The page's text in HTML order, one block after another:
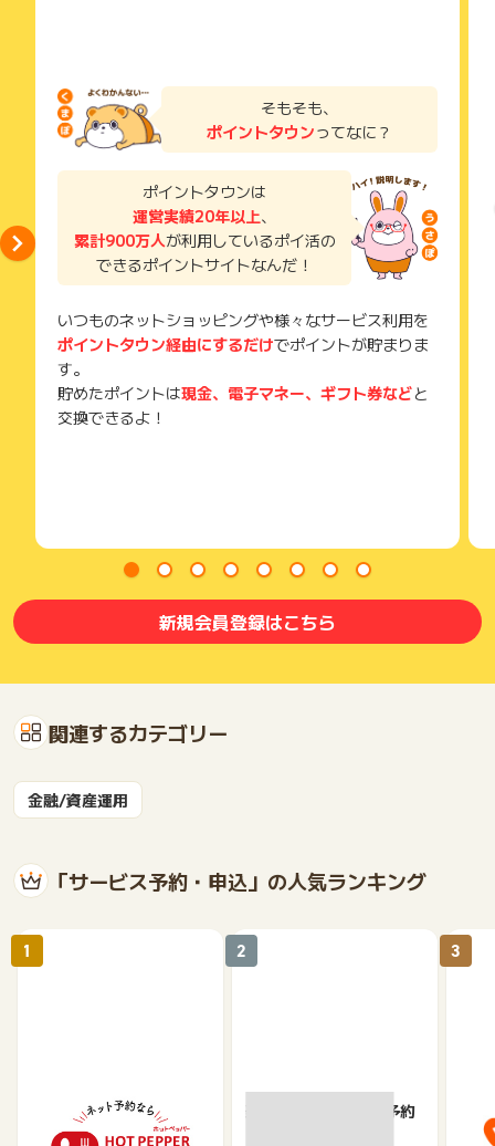
※その他お申込内容に不備がある場合
【お問い合わせ必要情報】
・お問い合わせ内容
・識別子
・広告ID、広告名
・登録メールアドレス
・申込者氏名
・申込日
・注文完了メール
※ポイントに関するお問い合わせは、ポイントタウンのサポート
までお問い合わせください。ポイントについて、広告主に直接
お問い合わせをした場合、ポイント獲得対象外となる場合がご
ざいます。
読みください。
お申し込みやお買い物後、利用したサイトから送られる購入完
獲得待ち・獲得失敗の状態でお問い合わせされる際に、該当の
メールを送っていただく場合がございます。
そのため、紛失・破棄された場合は対応いたしかねますので、
ご注意ください。
ン期間が予告なしに変更される場合がございますが、ご利用さ
れた時点の条件が適用されます。
条件を達成しているかどうかは各広告主ではなく、代理店が行
っているため、広告主はポイントに関する詳細を把握しており
ません。
そのため、ポイントタウンのポイントに関するお問い合わせを
広告主様に直接行わないようお願いいたします。
掲載中のプログラムの掲載終了日はあくまで予定となってお
り、急遽終了となる場合がございます。
広告に遷移しない場合は掲載が終了となっておりポイントが獲
そもそも、
ポイントタウンってなに？
ポイントタウンは
運営実績20年以上、
累計900万人が利用しているポイ活の
できるポイントサイトなんだ！
いつものネットショッピングや様々なサービス利用を
ポイントタウン経由にするだけでポイントが貯まりま
す。
貯めたポイントは現金、電子マネー、ギフト券などと
交換できるよ！
新規会員登録はこちら
関連するカテゴリー
金融/資産運用
「サービス予約・申込」の人気ランキング
【ホットペッパーグル
メ】レストラン予約
1
楽天ぐるなびネット予約
2 3